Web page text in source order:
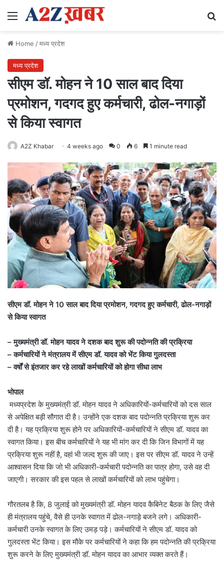
Menu
Home /मध्य प्रदेश
मध्य प्रदेश
सीएम डॉ. मोहन ने 10 साल बाद दिया
प्रमोशन, गदगद हुए कर्मचारी, ढोल-नगाड़ों
से किया स्वागत
A2Z Khabar 4 weeks ago 0 6 1 minute read
सीएम डॉ. मोहन ने 10 साल बाद दिया प्रमोशन, गदगद हुए कर्मचारी, ढोल-नगाड़ों
से किया स्वागत
– मुख्यमंत्री डॉ. मोहन यादव ने दशक बाद शुरू की पदोन्नति की प्रक्रिया
– कर्मचारियों ने मंत्रालय में सीएम डॉ. यादव को भेंट किया गुलदस्ता
– वर्षों से इंतजार कर रहे लाखों कर्मचारियों को होगा सीधा लाभ
भोपाल
मध्यप्रदेश के मुख्यमंत्री डॉ. मोहन यादव ने अधिकारियों-कर्मचारियों को दस साल
से अपेक्षित बड़ी सौगात दी है। उन्होंने एक दशक बाद पदोन्नति प्रक्रिया शुरू कर
दी है। यह प्रक्रिया शुरू होने पर अधिकारियों-कर्मचारियों ने सीएम डॉ. यादव का
स्वागत किया। इस बीच कर्मचारियों ने यह भी मांग कर दी कि जिन विभागों में यह
प्रक्रिया शुरू नहीं है, वहां भी जल्द शुरू की जाए। इस पर सीएम डॉ. यादव ने उन्हें
आश्वासन दिया कि जो भी अधिकारी-कर्मचारी पदोन्नति का पात्र होगा, उसे वह दी
जाएगी। सरकार की इस पहल से लाखों कर्मचारियों को लाभ पहुंचेगा।
गौरतलब है कि, 8 जुलाई को मुख्यमंत्री डॉ. मोहन यादव कैबिनेट बैठक के लिए जैसे
ही मंत्रालय पहुंचे, वैसे ही उनके स्वागत में ढोल-नगाड़े बजने लगे। अधिकारी-
कर्मचारी उनके स्वागत के लिए उमड़ पड़े। कर्मचारियों ने सीएम डॉ. यादव को
गुलदस्ता भेंट किया। इस मौके पर कर्मचारियों ने कहा कि हम पदोन्नति की प्रक्रिया
शुरू करने के लिए मुख्यमंत्री डॉ. मोहन यादव का आभार व्यक्त करते हैं।